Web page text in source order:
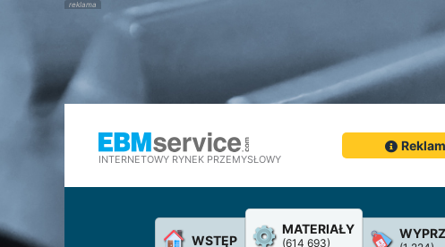
INTERNETOWY RYNEK PRZEMYSŁOWY
WSTĘP
MATERIAŁY
(614 693)